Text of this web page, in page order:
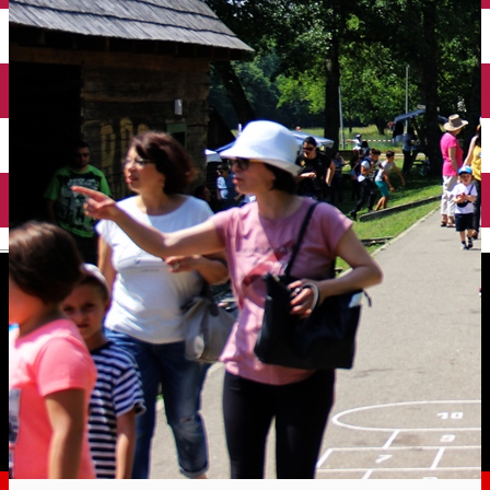
English